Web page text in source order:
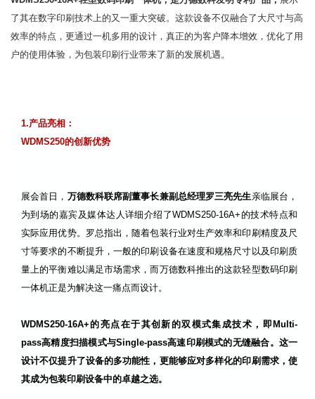
了其在数字印刷技术上的又一重大突破。这款设备不仅融合了大尺寸与高
效率的特点，更通过一机多用的设计，真正的为客户降本增效，优化了用
户的使用体验，为包装印刷行业带来了新的发展机遇。
1.产品亮相：
WDMS250的创新优势
展会首日， 万德数科联席副董事长兼副总经理罗三亮先生亲临展台，
为到场的嘉宾及媒体达人详细介绍了WDMS250-16A+的技术特点和
实际应用优势。罗总指出，随着包装行业对生产效率和印刷精度及尺
寸等要求的不断提升，一般的印刷设备在速度和规格尺寸以及印刷质
量上的平衡难以满足市场需求，而万德数科推出的这款轻型数码印刷
一体机正是为解决这一痛点而设计。
WDMS250-16A+的亮点在于其创新的双模式集成技术，即Multi-
pass高精度扫描模式与Single-pass高速印刷模式的无缝融合。这一
设计不仅提升了设备的多功能性，更能够应对多样化的印刷需求，使
其成为包装印刷设备中的卓越之选。